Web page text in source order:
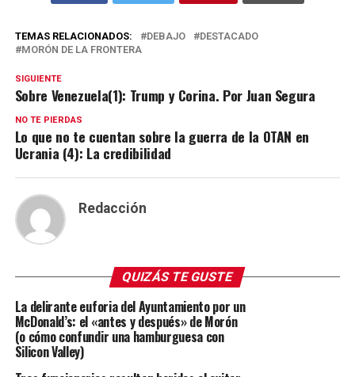
TEMAS RELACIONADOS: DEBAJO
DESTACADO
MORÓN DE LA FRONTERA
SIGUIENTE
Sobre Venezuela(1): Trump y Corina. Por Juan Segura
NO TE PIERDAS
Lo que no te cuentan sobre la guerra de la OTAN en
Ucrania (4): La credibilidad
Redacción
QUIZÁS TE GUSTE
La delirante euforia del Ayuntamiento por un
McDonald’s: el «antes y después» de Morón
(o cómo confundir una hamburguesa con
Silicon Valley)